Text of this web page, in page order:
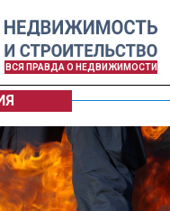
ВСЯ ПРАВДА О НЕДВИЖИМОСТИ